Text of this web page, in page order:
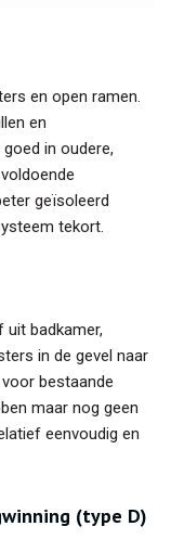
en open ramen.
en
in oudere,
geïsoleerd
tekort.
badkamer,
in de gevel naar
bestaande
maar nog geen
eenvoudig en
(type D)